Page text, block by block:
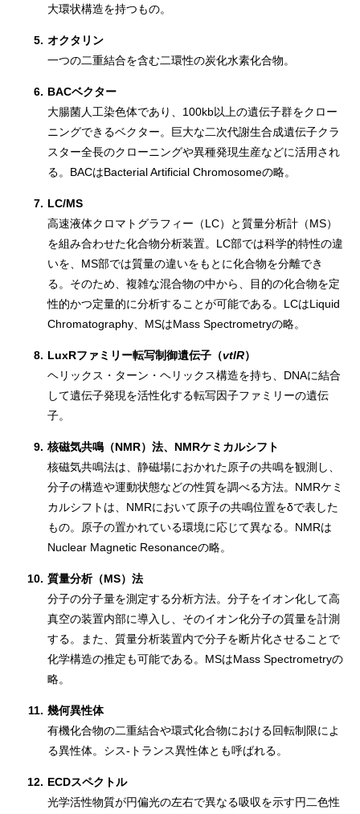
大環状構造を持つもの。
5. オクタリン
一つの二重結合を含む二環性の炭化水素化合物。
6. BACベクター
大腸菌人工染色体であり、100kb以上の遺伝子群をクロー
ニングできるベクター。巨大な二次代謝生合成遺伝子クラ
スター全長のクローニングや異種発現生産などに活用され
る。BACはBacterial Artificial Chromosomeの略。
7. LC/MS
高速液体クロマトグラフィー（LC）と質量分析計（MS）
を組み合わせた化合物分析装置。LC部では科学的特性の違
いを、MS部では質量の違いをもとに化合物を分離でき
る。そのため、複雑な混合物の中から、目的の化合物を定
性的かつ定量的に分析することが可能である。LCはLiquid
Chromatography、MSはMass Spectrometryの略。
8. LuxRファミリー転写制御遺伝子（vtlR）
ヘリックス・ターン・ヘリックス構造を持ち、DNAに結合
して遺伝子発現を活性化する転写因子ファミリーの遺伝
子。
9. 核磁気共鳴（NMR）法、NMRケミカルシフト
核磁気共鳴法は、静磁場におかれた原子の共鳴を観測し、
分子の構造や運動状態などの性質を調べる方法。NMRケミ
カルシフトは、NMRにおいて原子の共鳴位置をδで表した
もの。原子の置かれている環境に応じて異なる。NMRは
Nuclear Magnetic Resonanceの略。
10. 質量分析（MS）法
分子の分子量を測定する分析方法。分子をイオン化して高
真空の装置内部に導入し、そのイオン化分子の質量を計測
する。また、質量分析装置内で分子を断片化させることで
化学構造の推定も可能である。MSはMass Spectrometryの
略。
11. 幾何異性体
有機化合物の二重結合や環式化合物における回転制限によ
る異性体。シス-トランス異性体とも呼ばれる。
12. ECDスペクトル
光学活性物質が円偏光の左右で異なる吸収を示す円二色性